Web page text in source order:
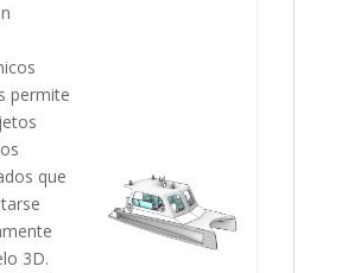
permite
que
3D.